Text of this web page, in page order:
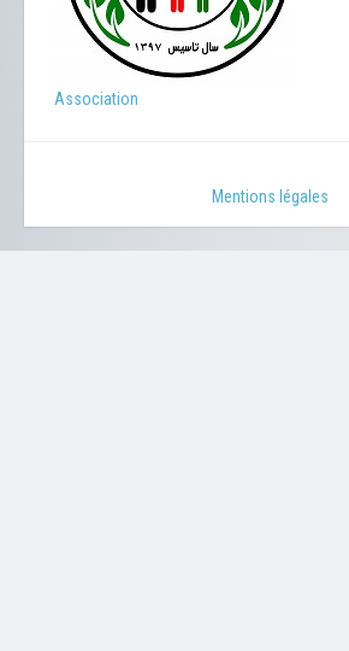
Association
Mentions légales